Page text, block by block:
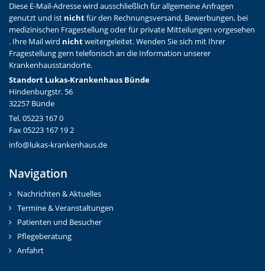
Diese E-Mail-Adresse wird ausschließlich für allgemeine Anfragen
genutzt und ist nichtfür den Rechnungsversand, Bewerbungen, bei
medizinischen Fragestellung oder für private Mitteilungen vorgesehen
. Ihre Mail wird nichtweitergeleitet. Wenden Sie sich mit Ihrer
Fragestellung gern telefonisch an die Information unserer
Krankenhausstandorte.
Standort Lukas-Krankenhaus Bünde
Hindenburgstr. 56
32257 Bünde
Tel. 05223 167 0
Fax 05223 167 19 2
info@lukas-krankenhaus.de
Navigation
Nachrichten & Aktuelles
Termine & Veranstaltungen
Patienten und Besucher
Pflegeberatung
Anfahrt